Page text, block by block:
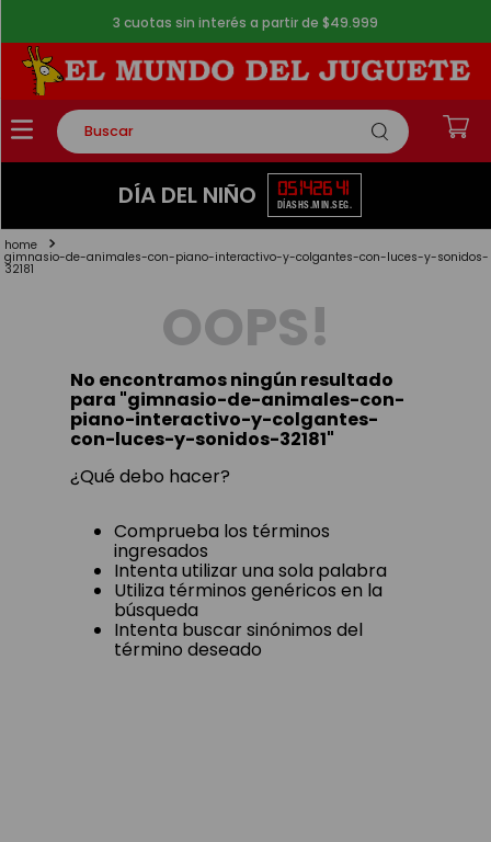
3 cuotas sin interés a partir de $49.999
Buscar
TÉRMINOS MÁS BUSCADOS
2.
lego
DÍA DEL NIÑO 05
DÍAS
14
HS.
26
MIN.
41
SEG.
gimnasio-de-animales-con-piano-interactivo-y-colgantes-con-luces-y-sonidos-
32181
OOPS!
No encontramos ningún resultado
para "gimnasio-de-animales-con-
piano-interactivo-y-colgantes-
con-luces-y-sonidos-32181"
¿Qué debo hacer?
Comprueba los términos
ingresados
Intenta utilizar una sola palabra
Utiliza términos genéricos en la
búsqueda
Intenta buscar sinónimos del
término deseado